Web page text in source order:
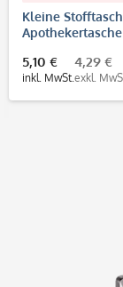
Kleine
farbiger Druck
5,10 €
inkl. MwSt.
4,29 €
exkl.